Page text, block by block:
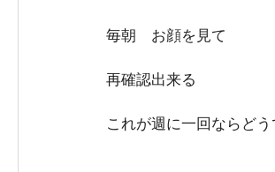
毎朝　お顔を見て
再確認出来る
これが週に一回ならどう